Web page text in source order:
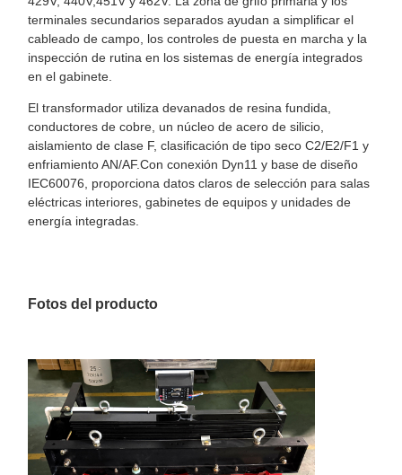
terminales secundarios separados ayudan a simplificar el
cableado de campo, los controles de puesta en marcha y la
inspección de rutina en los sistemas de energía integrados
en el gabinete.
El transformador utiliza devanados de resina fundida,
conductores de cobre, un núcleo de acero de silicio,
aislamiento de clase F, clasificación de tipo seco C2/E2/F1 y
enfriamiento AN/AF.Con conexión Dyn11 y base de diseño
IEC60076, proporciona datos claros de selección para salas
eléctricas interiores, gabinetes de equipos y unidades de
energía integradas.
Fotos del producto